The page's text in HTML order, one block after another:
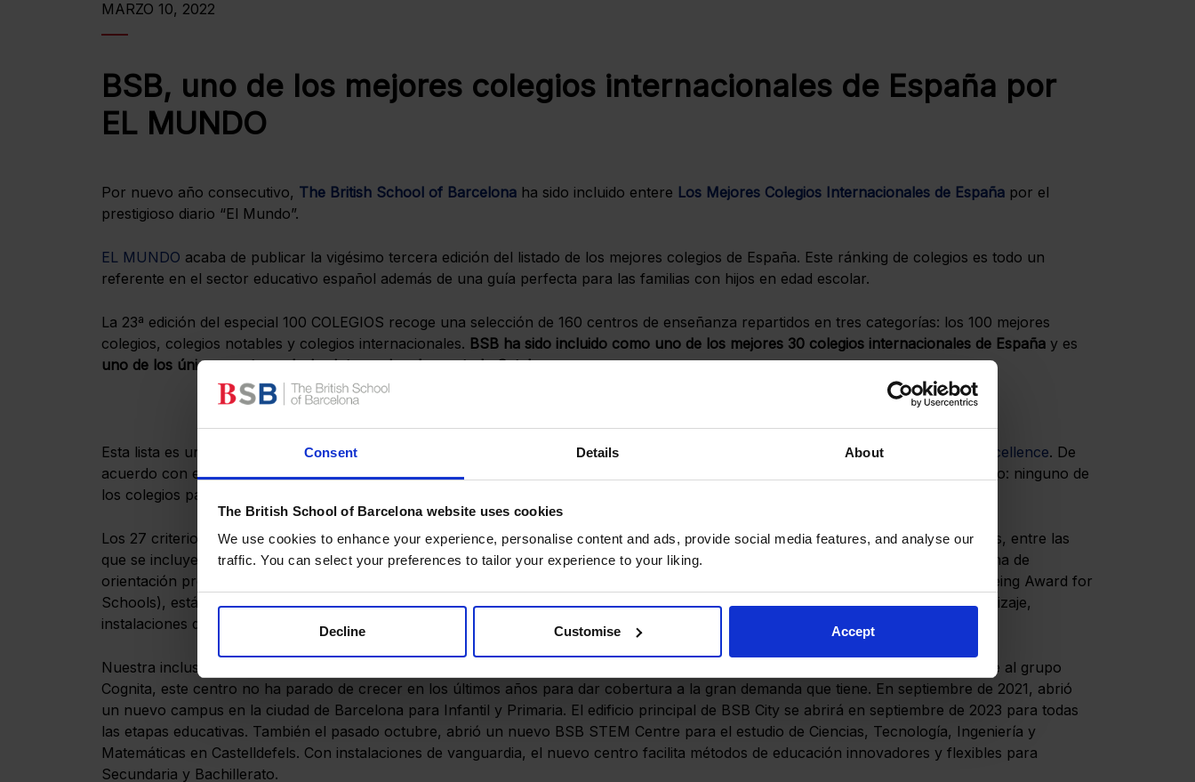
Consent Details About
The British School of Barcelona website uses cookies
We use cookies to enhance your experience, personalise content and ads, provide social media features, and analyse our
traffic. You can select your preferences to tailor your experience to your liking.
Decline Customise Accept
MARZO 10, 2022
BSB, uno de los mejores colegios internacionales de España por
EL MUNDO
Por nuevo año consecutivo, The British School of Barcelona ha sido incluido entere Los Mejores Colegios Internacionales de España por el
prestigioso diario “El Mundo”.
EL MUNDO acaba de publicar la vigésimo tercera edición del listado de los mejores colegios de España. Este ránking de colegios es todo un
referente en el sector educativo español además de una guía perfecta para las familias con hijos en edad escolar.
La 23ª edición del especial 100 COLEGIOS recoge una selección de 160 centros de enseñanza repartidos en tres categorías: los 100 mejores
colegios, colegios notables y colegios internacionales. BSB ha sido incluido como uno de los mejores 30 colegios internacionales de España y es
uno de los únicos cuatro colegios internacionales en todo Catalunya.
Esta lista es un ranking independiente y selectivo en el que se ha evaluado a más de mil colegios usando 27 exhaustive criteria of excellence. De
acuerdo con el equipo de Ránking de EL MUNDO: “Esta clasificación es fruto de un estudio periodístico riguroso y totalmente gratuito: ninguno de
los colegios participantes ha pagado por la inclusión en el ránking ni por su posición.”
Los 27 criterios analizan el modelo educativo, las instalaciones y los recursos de cada colgio. El informe de BSB cubre muchas áreas, entre las
que se incluye nuestra eduación de alta calidad, los resultados de los exámenes oficiales de nuestros estudiantes y ejemplar programa de
orientación profesional, los excelentes informes de inspección y acreditaciones (como la inspección BSO y el reconocimiento Wellbeing Award for
Schools), estándares de calidad, personal educativo, idiomas impartidos, TIC y recursos para Ciencias, servicio de soporte al aprendizaje,
instalaciones deportivas, actividades extraescolares y co-curriculares, servicio médico, nutrición y transporte escolar, entre otras.
Nuestra inclusión en el informe destaca algunos de nuestros logros más recientes en cuanto a expansión del colegio: “Perteneciente al grupo
Cognita, este centro no ha parado de crecer en los últimos años para dar cobertura a la gran demanda que tiene. En septiembre de 2021, abrió
un nuevo campus en la ciudad de Barcelona para Infantil y Primaria. El edificio principal de BSB City se abrirá en septiembre de 2023 para todas
las etapas educativas. También el pasado octubre, abrió un nuevo BSB STEM Centre para el estudio de Ciencias, Tecnología, Ingeniería y
Matemáticas en Castelldefels. Con instalaciones de vanguardia, el nuevo centro facilita métodos de educación innovadores y flexibles para
Secundaria y Bachillerato.